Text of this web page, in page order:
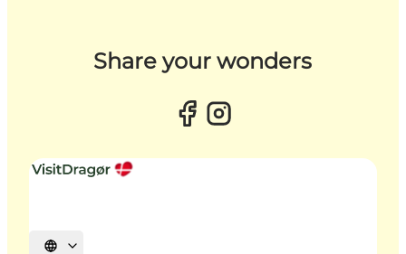
Share your wonders